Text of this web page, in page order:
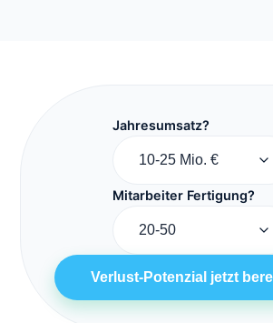
Jahresumsatz?
Mitarbeiter Fertigung?
Verlust-Potenzial jetzt